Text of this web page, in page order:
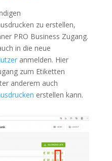
zu erstellen,
PRO Business Zugang.
in die neue
anmelden. Hier
zum Etiketten
anderem auch
erstellen kann.